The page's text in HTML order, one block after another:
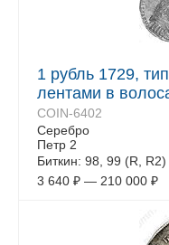
1 рубль 1729,
лентами в
COIN-6402
Серебро
Петр 2
Биткин: 98, 99 (R, R2)
3 640 ₽ — 210 000 ₽